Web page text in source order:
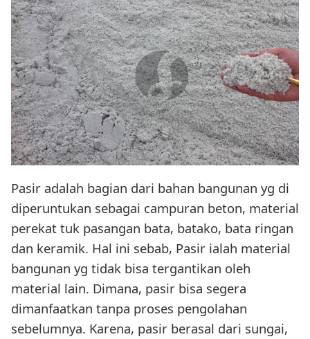
Pasir adalah bagian dari bahan bangunan yg di
diperuntukan sebagai campuran beton, material
perekat tuk pasangan bata, batako, bata ringan
dan keramik. Hal ini sebab, Pasir ialah material
bangunan yg tidak bisa tergantikan oleh
material lain. Dimana, pasir bisa segera
dimanfaatkan tanpa proses pengolahan
sebelumnya. Karena, pasir berasal dari sungai,